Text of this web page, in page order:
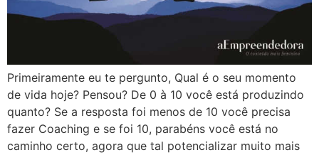
Primeiramente eu te pergunto, Qual é o seu momento
de vida hoje? Pensou? De 0 à 10 você está produzindo
quanto? Se a resposta foi menos de 10 você precisa
fazer Coaching e se foi 10, parabéns você está no
caminho certo, agora que tal potencializar muito mais